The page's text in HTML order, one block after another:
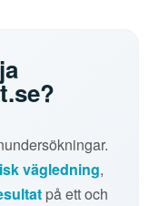
vägledning,
på ett och